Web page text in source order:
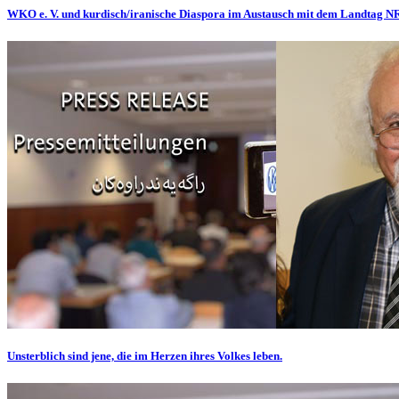
WKO e. V. und kurdisch/iranische Diaspora im Austausch mit dem Landtag
Unsterblich sind jene, die im Herzen ihres Volkes leben.